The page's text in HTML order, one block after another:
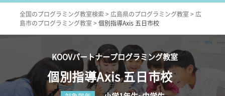
全国のプログラミング教室検索 > 広島県のプログラミング教室 > 広
島市のプログラミング教室 > 個別指導Axis 五日市校
KOOVパートナープログラミング教室
個別指導Axis 五日市校